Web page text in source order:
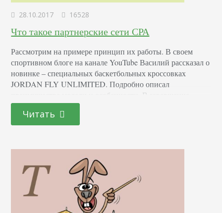
28.10.2017 16528
Что такое партнерские сети СРА
Рассмотрим на примере принцип их работы. В своем
спортивном блоге на канале YouTube Василий рассказал о
новинке – специальных баскетбольных кроссовках
JORDAN FLY UNLIMITED. Подробно описал
преимущества модели и особенности. В завершение –
ссылка на официальный сайт, где можно их приобрести.
За человека, перешедшего по его линку и купившего
кроссовки, Василию начисляется вознаграждение от
оговорены…
Читать